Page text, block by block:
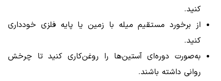
کنید.
از برخورد مستقیم میله با زمین یا پایه فلزی خودداری
کنید.
به‌صورت دوره‌ای آستین‌ها را روغن‌کاری کنید تا چرخش
روانی داشته باشند.